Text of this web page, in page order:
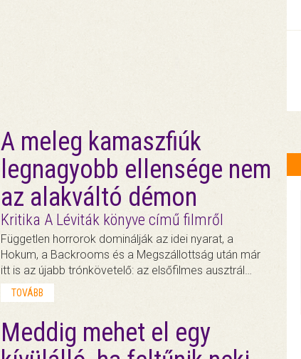
A meleg kamaszfiúk
legnagyobb ellensége nem
az alakváltó démon
Kritika A Léviták könyve című filmről
Független horrorok dominálják az idei nyarat, a
Hokum, a Backrooms és a Megszállottság után már
itt is az újabb trónkövetelő: az elsőfilmes ausztrál…
TOVÁBB
Meddig mehet el egy